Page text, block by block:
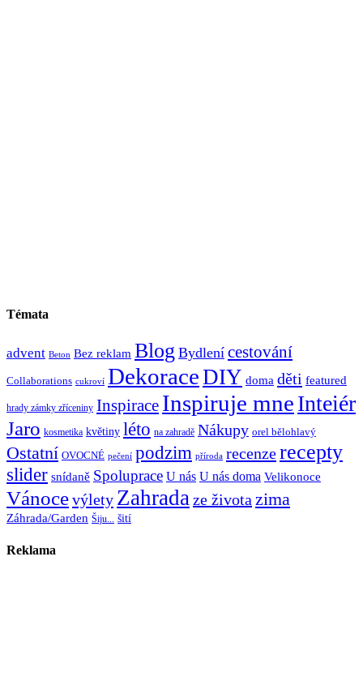
Témata
advent Beton Bez reklam Blog Bydlení cestování
Collaborations cukroví DekoraceDIY doma děti featured
hrady zámky zříceniny Inspirace Inspiruje mneInteiér
Jaro kosmetika květiny léto na zahradě Nákupy orel bělohlavý
Ostatní OVOCNÉ pečení podzim příroda recenzerecepty
slider snídaně Spoluprace U nás U nás doma Velikonoce
Vánocevýlety Zahradaze životazima
Záhrada/Garden Šiju... šití
Reklama